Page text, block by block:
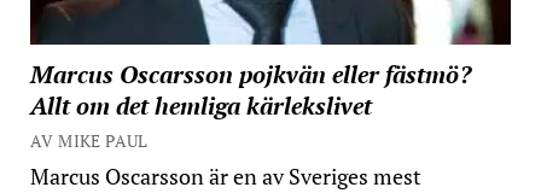
Marcus Oscarsson pojkvän eller fästmö?
Allt om det hemliga kärlekslivet
AV MIKE PAUL
Marcus Oscarsson är en av Sveriges mest